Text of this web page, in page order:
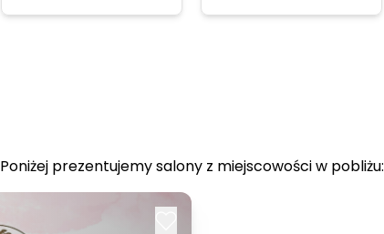
Poniżej prezentujemy salony z miejscowości w pobliżu: